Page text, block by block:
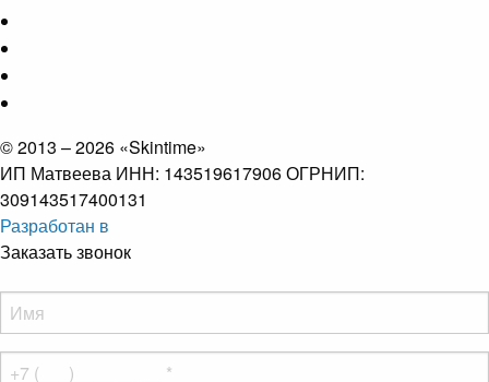
© 2013 – 2026 «Skintime»
ИП Матвеева ИНН: 143519617906 ОГРНИП:
309143517400131
Разработан в
Заказать звонок